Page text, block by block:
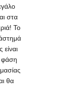
στα
Το
είναι
φάση
θα